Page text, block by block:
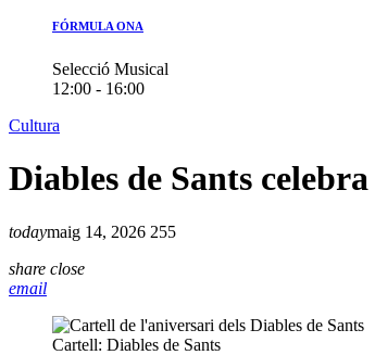
FÓRMULA ONA
Selecció Musical
12:00 - 16:00
Cultura
Diables de Sants
todaymaig 14, 2026 255
share close
email
Cartell: Diables de Sants